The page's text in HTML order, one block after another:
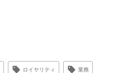
ロイヤリティ 業務